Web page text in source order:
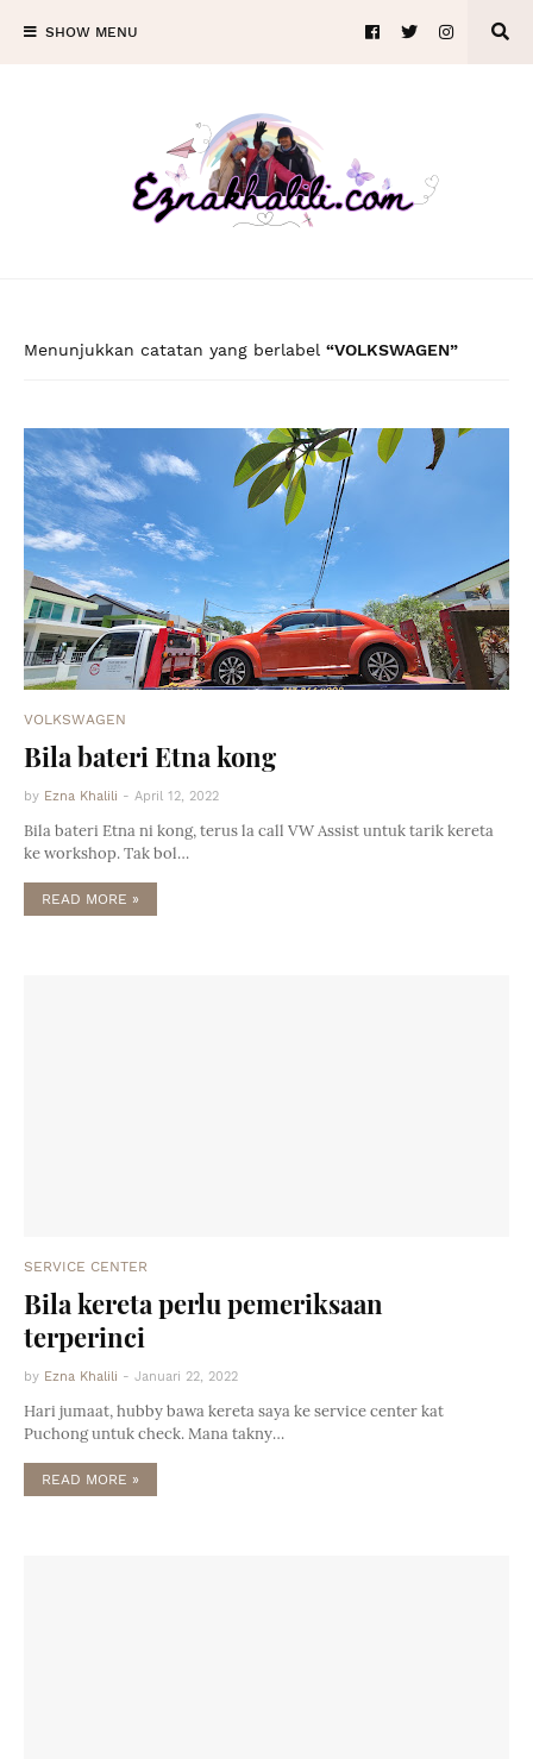
SHOW MENU
Menunjukkan catatan yang berlabel VOLKSWAGEN
VOLKSWAGEN
Bila bateri Etna kong
by Ezna Khalili - April 12, 2022
Bila bateri Etna ni kong, terus la call VW Assist untuk tarik kereta
ke workshop. Tak bol…
READ MORE »
SERVICE CENTER
Bila kereta perlu pemeriksaan
terperinci
by Ezna Khalili - Januari 22, 2022
Hari jumaat, hubby bawa kereta saya ke service center kat
Puchong untuk check. Mana takny…
READ MORE »